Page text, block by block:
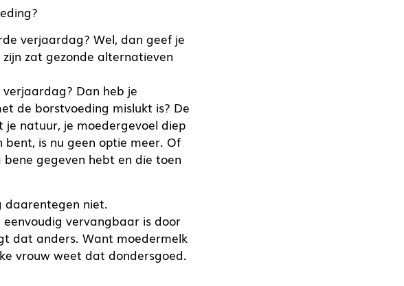
verjaardag? Wel, dan geef je
zat gezonde alternatieven
Dan heb je
de borstvoeding mislukt is? De
natuur, je moedergevoel diep
is nu geen optie meer. Of
gegeven hebt en die toen
daarentegen niet.
vervangbaar is door
dat anders. Want moedermelk
vrouw weet dat dondersgoed.